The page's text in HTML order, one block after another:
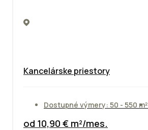
Kancelárske priestory
Dostupné výmery: 50 - 550 m²
od 10,90 € m²/mes.